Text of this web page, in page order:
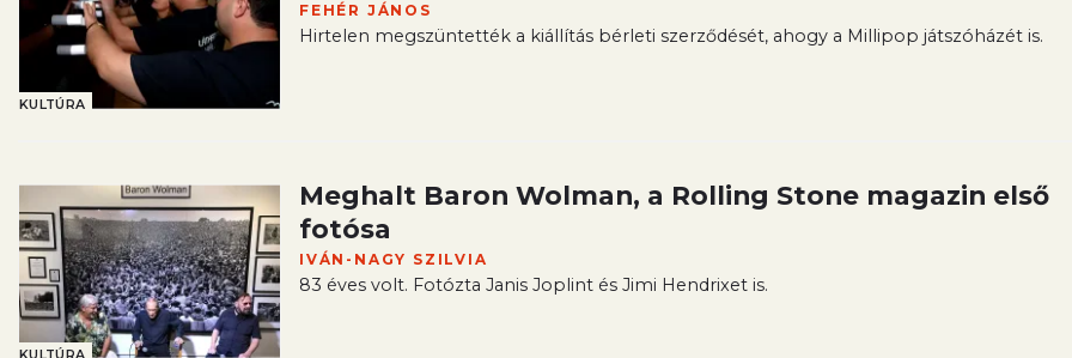
KULTÚRA
FEHÉR JÁNOS
Hirtelen megszüntették a kiállítás bérleti szerződését, ahogy a Millipop játszóházét is.
Meghalt Baron Wolman, a Rolling Stone magazin első
fotósa
IVÁN-NAGY SZILVIA
83 éves volt. Fotózta Janis Joplint és Jimi Hendrixet is.